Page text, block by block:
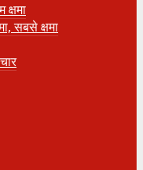
क्षमा
सबसे क्षमा